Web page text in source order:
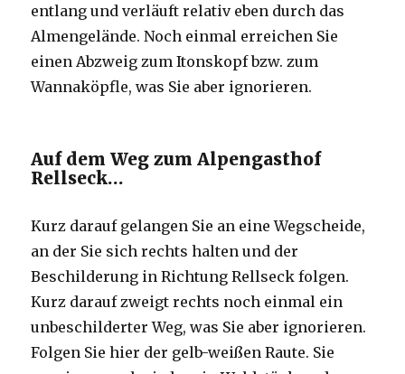
entlang und verläuft relativ eben durch das
Almengelände. Noch einmal erreichen Sie
einen Abzweig zum Itonskopf bzw. zum
Wannaköpfle, was Sie aber ignorieren.
Auf dem Weg zum Alpengasthof
Rellseck…
Kurz darauf gelangen Sie an eine Wegscheide,
an der Sie sich rechts halten und der
Beschilderung in Richtung Rellseck folgen.
Kurz darauf zweigt rechts noch einmal ein
unbeschilderter Weg, was Sie aber ignorieren.
Folgen Sie hier der gelb-weißen Raute. Sie